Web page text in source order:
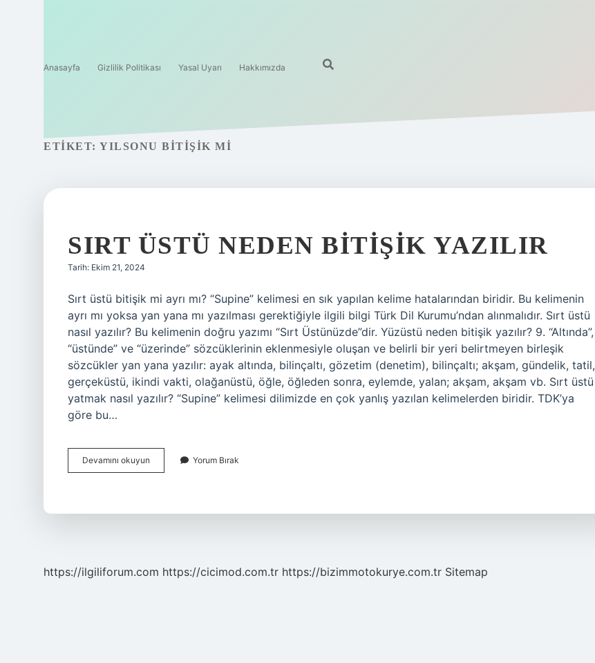
Anasayfa Gizlilik Politikası Yasal Uyarı Hakkımızda
ETIKET: YILSONU BITIŞIK MI
SIRT ÜSTÜ NEDEN BITIŞIK YAZILIR
Tarih: Ekim 21, 2024
Sırt üstü bitişik mi ayrı mı? “Supine” kelimesi en sık yapılan kelime hatalarından biridir. Bu kelimenin
ayrı mı yoksa yan yana mı yazılması gerektiğiyle ilgili bilgi Türk Dil Kurumu’ndan alınmalıdır. Sırt üstü
nasıl yazılır? Bu kelimenin doğru yazımı “Sırt Üstünüzde”dir. Yüzüstü neden bitişik yazılır? 9. “Altında”,
“üstünde” ve “üzerinde” sözcüklerinin eklenmesiyle oluşan ve belirli bir yeri belirtmeyen birleşik
sözcükler yan yana yazılır: ayak altında, bilinçaltı, gözetim (denetim), bilinçaltı; akşam, gündelik, tatil,
gerçeküstü, ikindi vakti, olağanüstü, öğle, öğleden sonra, eylemde, yalan; akşam, akşam vb. Sırt üstü
yatmak nasıl yazılır? “Supine” kelimesi dilimizde en çok yanlış yazılan kelimelerden biridir. TDK’ya
göre bu…
Devamını okuyun
Üstü
Yorum Bırak
https://ilgiliforum.com https://cicimod.com.tr https://bizimmotokurye.com.tr Sitemap